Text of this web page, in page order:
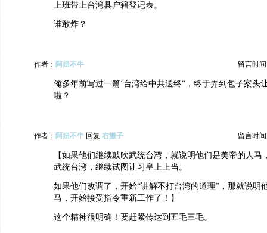
上班带上台湾县户籍登记表。
谁敢炸？
作者： 阿妞不牛 留言时间
俺多年前写过一篇‘台湾给中共送终“，终于弄到包子案头
啦？
作者： 阿妞不牛 回复 右撇子 留言时间
【如果他们继续鼓吹武统台湾，就说明他们是美帝的人马
武统台湾，继续试图让习皇上上当。
如果他们改调了，开始“讲解不打台湾的道理”，那就说明
马，开始接受指令重新工作了！】
这个精神很明确！要赶紧传达到五毛三毛。